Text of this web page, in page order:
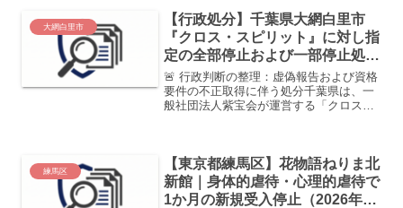
（停...
大網白里市
【行政処分】千葉県大網白里市
『クロス・スピリット』に対し指
定の全部停止および一部停止処
分。虚偽報告と資格不正取得を認
定
🚨 行政判断の整理：虚偽報告および資格
要件の不正取得に伴う処分千葉県は、一
般社団法人紫宝会が運営する「クロス・
を秘匿するための虚偽書類...
練馬区
【東京都練馬区】花物語ねりま北
新館｜身体的虐待・心理的虐待で
1か月の新規受入停止（2026年4